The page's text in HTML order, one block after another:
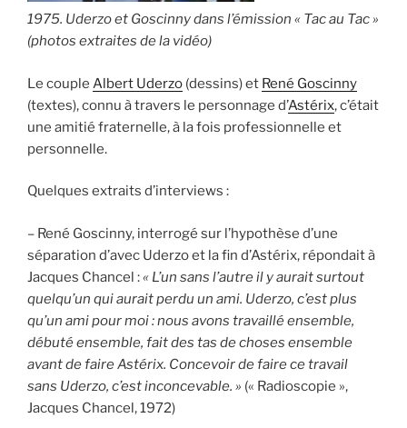
1975. Uderzo et Goscinny dans l’émission « Tac au Tac »
(photos extraites de la vidéo)
Le couple Albert Uderzo (dessins) et René Goscinny
(textes), connu à travers le personnage d’Astérix, c’était
une amitié fraternelle, à la fois professionnelle et
personnelle.
Quelques extraits d’interviews :
– René Goscinny, interrogé sur l’hypothèse d’une
séparation d’avec Uderzo et la fin d’Astérix, répondait à
Jacques Chancel :« L’un sans l’autre il y aurait surtout
quelqu’un qui aurait perdu un ami. Uderzo, c’est plus
qu’un ami pour moi : nous avons travaillé ensemble,
débuté ensemble, fait des tas de choses ensemble
avant de faire Astérix. Concevoir de faire ce travail
sans Uderzo, c’est inconcevable. » (« Radioscopie »,
Jacques Chancel, 1972)